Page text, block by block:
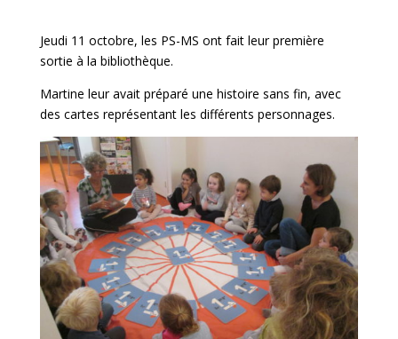
Jeudi 11 octobre, les PS-MS ont fait leur première
sortie à la bibliothèque.
Martine leur avait préparé une histoire sans fin, avec
des cartes représentant les différents personnages.